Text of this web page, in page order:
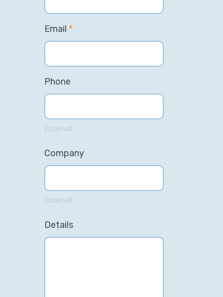
Email *
Phone
(optional)
Company
(optional)
Details